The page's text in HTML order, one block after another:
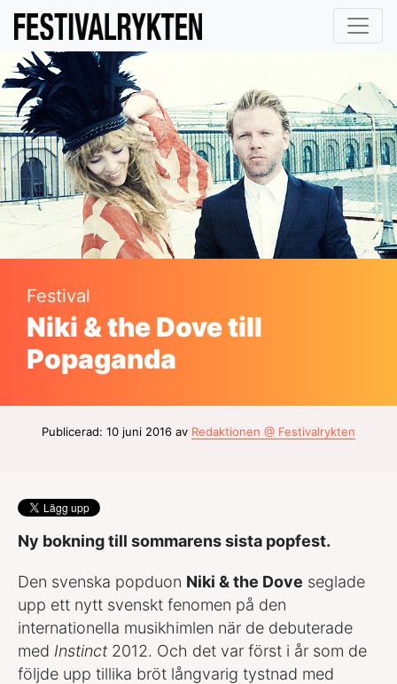
Festival
Niki & the Dove till
Popaganda
Publicerad: 10 juni 2016 av Redaktionen @ Festivalrykten
Ny bokning till sommarens sista popfest.
Den svenska popduon Niki & the Dove seglade
upp ett nytt svenskt fenomen på den
internationella musikhimlen när de debuterade
med Instinct 2012. Och det var först i år som de
följde upp tillika bröt långvarig tystnad med